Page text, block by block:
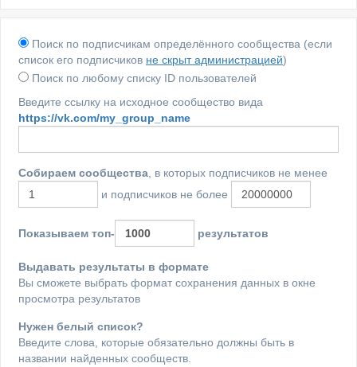
Поиск по подписчикам определённого сообщества (если
список его подписчиков не скрыт администрацией)
Поиск по любому списку ID пользователей
Введите ссылку на исходное сообщество вида
https://vk.com/my_group_name
Собираем сообщества , в которых подписчиков не менее
и подписчиков не более
Показываем топ- результатов
Выдавать результаты в формате
Вы сможете выбрать формат сохранения данных в окне
просмотра результатов
Нужен белый список?
Введите слова, которые обязательно должны быть в
названии найденных сообществ.